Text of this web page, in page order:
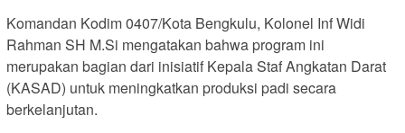
Komandan Kodim 0407/Kota Bengkulu, Kolonel Inf Widi
Rahman SH M.Si mengatakan bahwa program ini
merupakan bagian dari inisiatif Kepala Staf Angkatan Darat
(KASAD) untuk meningkatkan produksi padi secara
berkelanjutan.